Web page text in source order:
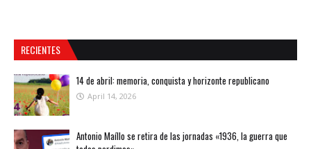
RECIENTES
14 de abril: memoria, conquista y horizonte republicano
April 14, 2026
Antonio Maíllo se retira de las jornadas «1936, la guerra que